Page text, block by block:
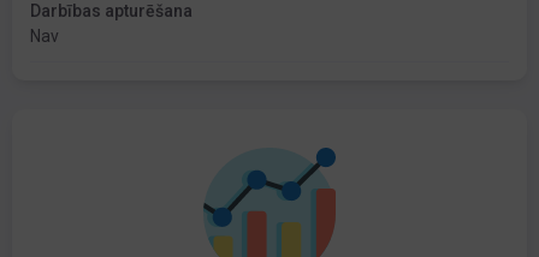
Darbības apturēšana
Nav